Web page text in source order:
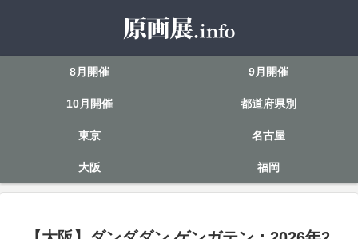
8月開催 9月開催
10月開催 都道府県別
東京 名古屋
大阪 福岡